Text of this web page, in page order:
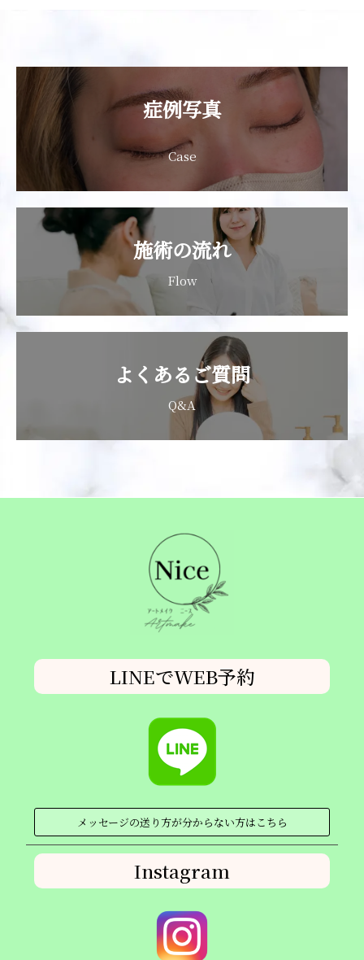
症例写真
Case
施術の流れ
Flow
よくあるご質問
Q&A
LINEでWEB予約
メッセージの送り方が分からない方はこちら
Instagram